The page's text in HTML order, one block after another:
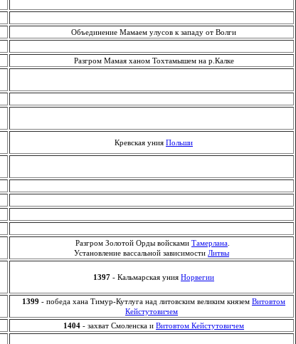
Объединение Мамаем улусов к западу от Волги
Разгром Мамая ханом Тохтамышем на р.Калке
Кревская уния Польши
Разгром Золотой Орды войсками Тамерлана
Установление вассальной зависимости Литвы
1397 - Кальмарская уния Норвегии
1399 - победа хана Тимур-Кутлуга над литовским великим князем Витовтом
Кейстутовичем
1404 - захват Смоленска и Витовтом Кейстутовичем